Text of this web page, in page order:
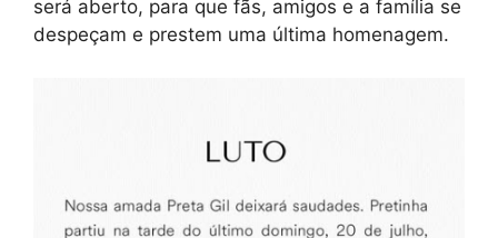
será aberto, para que fãs, amigos e a família se
despeçam e prestem uma última homenagem.